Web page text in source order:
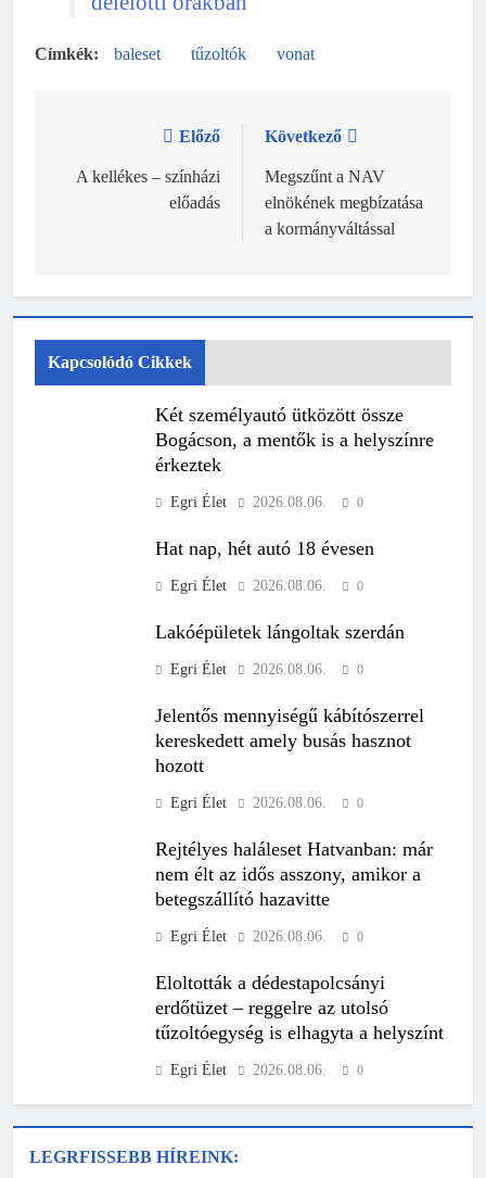
baleset tűzoltók vonat
Bejegyzés
navigáció
Előző
A kellékes – színházi
előadás
Következő
Megszűnt a NAV
elnökének megbízatása
a kormányváltással
Kapcsolódó Cikkek
Két személyautó ütközött össze
Bogácson, a mentők is a helyszínre
érkeztek
Egri Élet 2026.08.06. 0
Hat nap, hét autó 18 évesen
Egri Élet 2026.08.06. 0
Lakóépületek lángoltak szerdán
Egri Élet 2026.08.06. 0
Jelentős mennyiségű kábítószerrel
kereskedett amely busás hasznot
hozott
Egri Élet 2026.08.06. 0
Rejtélyes haláleset Hatvanban: már
nem élt az idős asszony, amikor a
betegszállító hazavitte
Egri Élet 2026.08.06. 0
Eloltották a dédestapolcsányi
erdőtüzet – reggelre az utolsó
tűzoltóegység is elhagyta a helyszínt
Egri Élet 2026.08.06. 0
LEGRFISSEBB HÍREINK: